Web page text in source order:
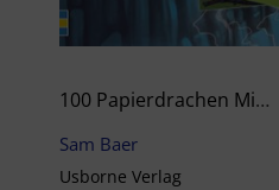
100 Papierdrachen Mit Einfachen Faltanleitungen
Sam Baer
Usborne Verlag